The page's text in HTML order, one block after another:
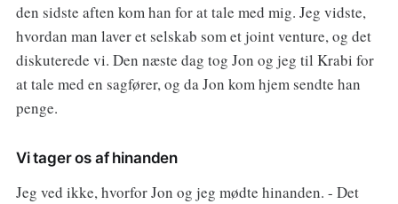
den sidste aften kom han for at tale med mig. Jeg vidste,
hvordan man laver et selskab som et joint venture, og det
diskuterede vi. Den næste dag tog Jon og jeg til Krabi for
at tale med en sagfører, og da Jon kom hjem sendte han
penge.
Vi tager os af hinanden
Jeg ved ikke, hvorfor Jon og jeg mødte hinanden. - Det